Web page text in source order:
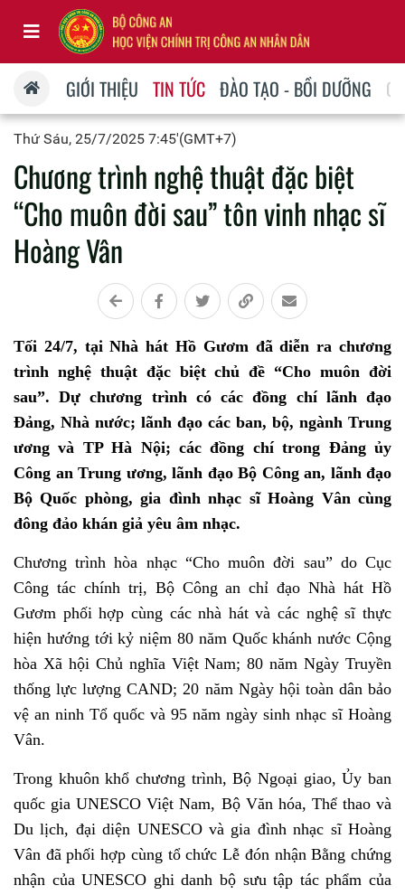
GIỚI THIỆU TIN TỨC ĐÀO TẠO - BỒI DƯỠNG
Thứ Sáu, 25/7/2025 7:45'(GMT+7)
Chương trình nghệ thuật đặc biệt
“Cho muôn đời sau” tôn vinh nhạc sĩ
Hoàng Vân
Tối 24/7, tại Nhà hát Hồ Gươm đã diễn ra chương
trình nghệ thuật đặc biệt chủ đề “Cho muôn đời
sau”. Dự chương trình có các đồng chí lãnh đạo
Đảng, Nhà nước; lãnh đạo các ban, bộ, ngành Trung
ương và TP Hà Nội; các đồng chí trong Đảng ủy
Công an Trung ương, lãnh đạo Bộ Công an, lãnh đạo
Bộ Quốc phòng, gia đình nhạc sĩ Hoàng Vân cùng
đông đảo khán giả yêu âm nhạc.
Chương trình hòa nhạc “Cho muôn đời sau” do Cục
Công tác chính trị, Bộ Công an chỉ đạo Nhà hát Hồ
Gươm phối hợp cùng các nhà hát và các nghệ sĩ thực
hiện hướng tới kỷ niệm 80 năm Quốc khánh nước Cộng
hòa Xã hội Chủ nghĩa Việt Nam; 80 năm Ngày Truyền
thống lực lượng CAND; 20 năm Ngày hội toàn dân bảo
vệ an ninh Tổ quốc và 95 năm ngày sinh nhạc sĩ Hoàng
Vân.
Trong khuôn khổ chương trình, Bộ Ngoại giao, Ủy ban
quốc gia UNESCO Việt Nam, Bộ Văn hóa, Thể thao và
Du lịch, đại diện UNESCO và gia đình nhạc sĩ Hoàng
Vân đã phối hợp cùng tổ chức Lễ đón nhận Bằng chứng
nhận của UNESCO ghi danh bộ sưu tập tác phẩm của